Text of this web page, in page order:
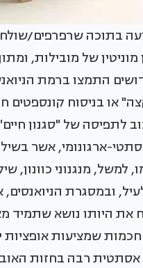
של מובילות,
התמצו ברמת
או בניסוח
לתפיסה של "סגנון
אסתטי-ארגונומי, אשר
מנגנוני כוונון,
ובמסגרת
את היותו נושא שתמיד
שמציעות אופציות
רבה בחזות